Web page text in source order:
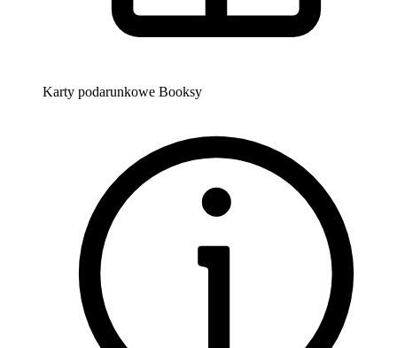
Karty podarunkowe Booksy